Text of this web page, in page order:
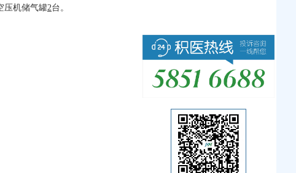
压机储气罐2台。